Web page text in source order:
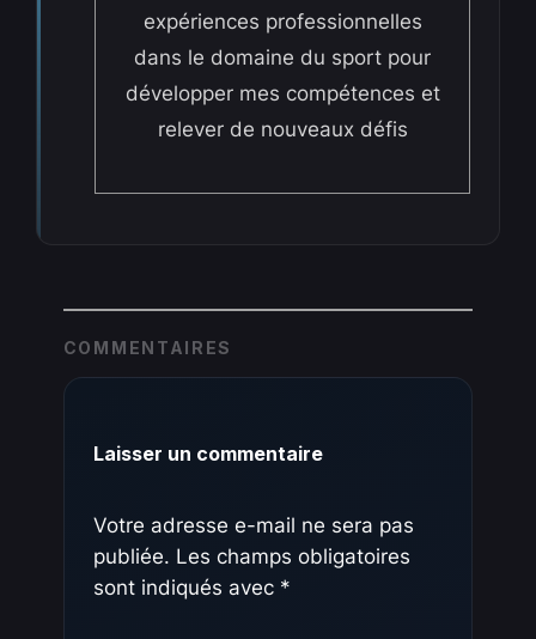
expériences professionnelles
dans le domaine du sport pour
développer mes compétences et
relever de nouveaux défis
COMMENTAIRES
Laisser un commentaire
Votre adresse e-mail ne sera pas
publiée. Les champs obligatoires
sont indiqués avec *